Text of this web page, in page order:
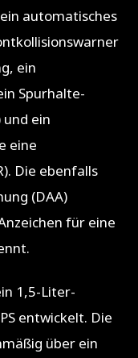
automatisches
ein
Spurhalte-
und ein
eine
Die ebenfalls
(DAA)
für eine
1,5-Liter-
entwickelt. Die
über ein